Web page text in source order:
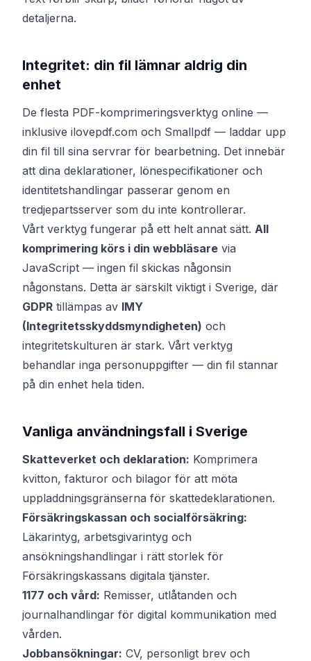
detaljerna.
Integritet: din fil lämnar aldrig din
enhet
De flesta PDF-komprimeringsverktyg online —
inklusive ilovepdf.com och Smallpdf — laddar upp
din fil till sina servrar för bearbetning. Det innebär
att dina deklarationer, lönespecifikationer och
identitetshandlingar passerar genom en
tredjepartsserver som du inte kontrollerar.
Vårt verktyg fungerar på ett helt annat sätt. All
komprimering körs i din webbläsare via
JavaScript — ingen fil skickas någonsin
någonstans. Detta är särskilt viktigt i Sverige, där
GDPR tillämpas av IMY
(Integritetsskyddsmyndigheten) och
integritetskulturen är stark. Vårt verktyg
behandlar inga personuppgifter — din fil stannar
på din enhet hela tiden.
Vanliga användningsfall i Sverige
Skatteverket och deklaration: Komprimera
kvitton, fakturor och bilagor för att möta
uppladdningsgränserna för skattedeklarationen.
Försäkringskassan och socialförsäkring:
Läkarintyg, arbetsgivarintyg och
ansökningshandlingar i rätt storlek för
Försäkringskassans digitala tjänster.
1177 och vård: Remisser, utlåtanden och
journalhandlingar för digital kommunikation med
vården.
Jobbansökningar: CV, personligt brev och